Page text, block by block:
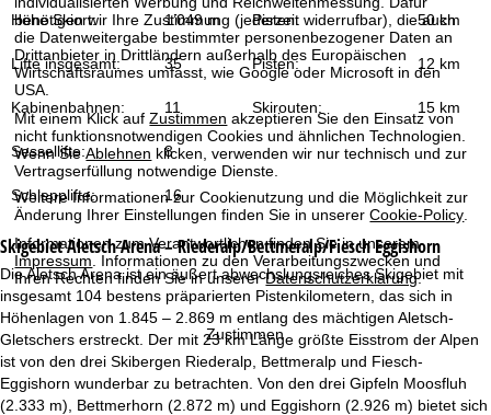
benötigen wir Ihre Zustimmung (jederzeit widerrufbar), die auch
die Datenweitergabe bestimmter personenbezogener Daten an
Drittanbieter in Drittländern außerhalb des Europäischen
Wirtschaftsraumes umfasst, wie Google oder Microsoft in den
USA.
Mit einem Klick aufZustimmen akzeptieren Sie den Einsatz von
nicht funktionsnotwendigen Cookies und ähnlichen Technologien.
Wenn SieAblehnen klicken, verwenden wir nur technisch und zur
Vertragserfüllung notwendige Dienste.
Weitere Informationen zur Cookienutzung und die Möglichkeit zur
Änderung Ihrer Einstellungen finden Sie in unsererCookie-Policy.
Informationen zum Verantwortlichen finden Sie in unserem
Impressum. Informationen zu den Verarbeitungszwecken und
Ihren Rechten finden Sie in unsererDatenschutzerklärung.
Zustimmen
i
t
e
Höhe Skiort: 1’049 m Pisten: 50 km
Lifte insgesamt: 35 Pisten: 12 km
Kabinenbahnen: 11 Skirouten: 15 km
Sessellifte: 8
Schlepplifte: 16
SkigebietAletsch Arena – Riederalp/Bettmeralp/Fiesch Eggishorn
Die Aletsch Arena ist ein äußert abwechslungsreiches Skigebiet mit
insgesamt 104 bestens präparierten Pistenkilometern, das sich in
Höhenlagen von 1.845 – 2.869 m entlang des mächtigen Aletsch-
Gletschers erstreckt. Der mit 23 km Länge größte Eisstrom der Alpen
ist von den drei Skibergen Riederalp, Bettmeralp und Fiesch-
Eggishorn wunderbar zu betrachten. Von den drei Gipfeln Moosfluh
(2.333 m), Bettmerhorn (2.872 m) und Eggishorn (2.926 m) bietet sich